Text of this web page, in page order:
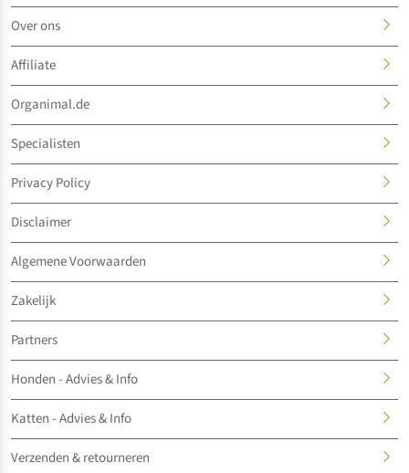
Over ons
Affiliate
Organimal.de
Specialisten
Privacy Policy
Disclaimer
Algemene Voorwaarden
Zakelijk
Partners
Honden - Advies & Info
Katten - Advies & Info
Verzenden & retourneren